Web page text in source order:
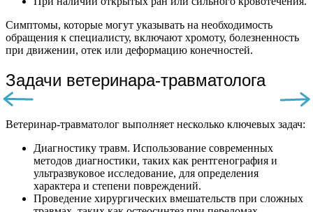
Симптомы, которые могут указывать на необходимость
обращения к специалисту, включают хромоту, болезненность
при движении, отек или деформацию конечностей.
Задачи ветеринара-травматолога
Ветеринар-травматолог выполняет несколько ключевых задач:
Диагностику травм. Использование современных
методов диагностики, таких как рентгенография и
ультразвуковое исследование, для определения
характера и степени повреждений.
Проведение хирургических вмешательств при сложных